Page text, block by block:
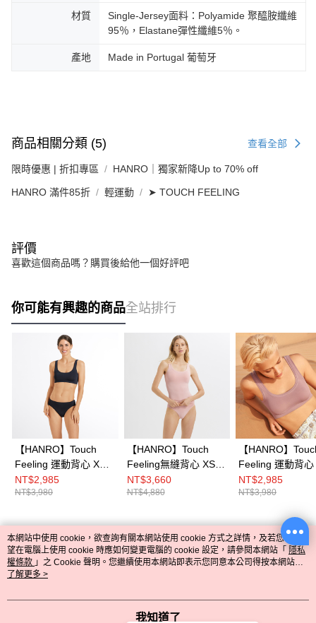
材質
Single-Jersey面料：Polyamide 聚醯胺纖維
95％，Elastane彈性纖維5％。
產地 Made in Portugal 葡萄牙
商品相關分類 (5) 查看全部
限時優惠 | 折扣專區 HANRO｜獨家新降Up to 70% off
HANRO 滿件85折 輕運動 ➤ TOUCH FEELING
評價
喜歡這個商品嗎？購買後給他一個好評吧
你可能有興趣的商品全站排行
【HANRO】Touch
Feeling 運動背心 XS-L
(午夜藍)
NT$2,985
NT$3,980
【HANRO】Touch
Feeling無縫背心 XS-M
(杏粉)
NT$3,660
NT$4,880
【HANRO】
Feeling 運動背
(牡丹粉)
NT$2,985
NT$3,980
熱門標籤
本網站中使用 cookie，欲查詢有關本網站使用 cookie 方式之詳情，及若您不希
望在電腦上使用 cookie 時應如何變更電腦的 cookie 設定，請參閱本網站「 隱私
權條款 」之 Cookie 聲明。您繼續使用本網站即表示您同意本公司得按本網站使
用條款之 Cookie 聲明使用 cookie。
了解更多 >
我知道了